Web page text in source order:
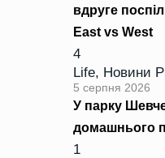
вдруге
East vs West
4
Life, Новини
5 серпня 2026
У парку
домашнього
1